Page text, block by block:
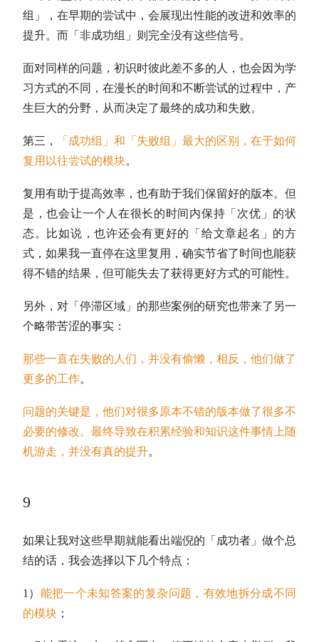
组」，在早期的尝试中，会展现出性能的改进和效率的
提升。而「非成功组」则完全没有这些信号。
面对同样的问题，初识时彼此差不多的人，也会因为学
习方式的不同，在漫长的时间和不断尝试的过程中，产
生巨大的分野，从而决定了最终的成功和失败。
第三，
「成功组」和「失败组」最大的区别，在于如何
复用以往尝试的模块。
复用有助于提高效率，也有助于我们保留好的版本。但
是，也会让一个人在很长的时间内保持「次优」的状
态。比如说，也许还会有更好的「给文章起名」的方
式，如果我一直停在这里复用，确实节省了时间也能获
得不错的结果，但可能失去了获得更好方式的可能性。
另外，对「停滞区域」的那些案例的研究也带来了另一
个略带苦涩的事实：
那些一直在失败的人们，并没有偷懒，相反，他们做了
更多的工作。
问题的关键是，他们对很多原本不错的版本做了很多不
必要的修改。最终导致在积累经验和知识这件事情上随
机游走，并没有真的提升。
9
如果让我对这些早期就能看出端倪的「成功者」做个总
结的话，我会选择以下几个特点：
1） 能把一个未知答案的复杂问题，有效地拆分成不同
的模块 ；